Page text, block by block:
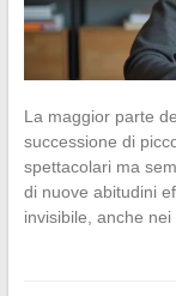
La maggior parte
successione di
spettacolari ma
di nuove abitudini
invisibile, anche